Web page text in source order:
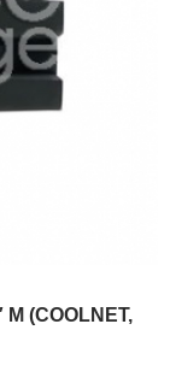
M (COOLNET,